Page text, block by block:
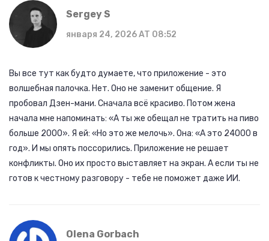
Sergey S
января 24, 2026 AT 08:52
Вы все тут как будто думаете, что приложение - это
волшебная палочка. Нет. Оно не заменит общение. Я
пробовал Дзен-мани. Сначала всё красиво. Потом жена
начала мне напоминать: «А ты же обещал не тратить на пиво
больше 2000». Я ей: «Но это же мелочь». Она: «А это 24000 в
год». И мы опять поссорились. Приложение не решает
конфликты. Оно их просто выставляет на экран. А если ты не
готов к честному разговору - тебе не поможет даже ИИ.
Olena Gorbach